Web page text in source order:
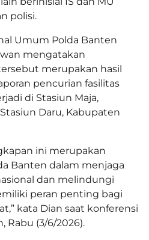
polisi.
Umum Polda Banten
mengatakan
merupakan hasil
pencurian fasilitas
di Stasiun Maja,
Daru, Kabupaten
ini merupakan
Banten dalam menjaga
dan melindungi
peran penting bagi
kata Dian saat konferensi
Rabu (3/6/2026).